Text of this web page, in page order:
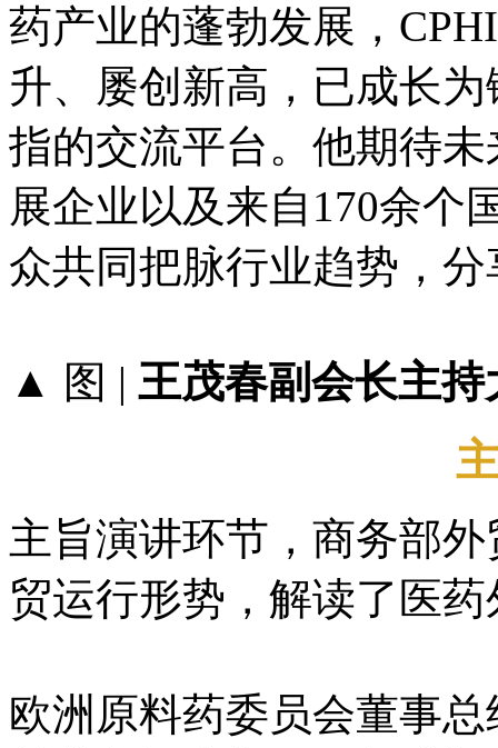
药产业的蓬勃发展，
升、屡创新高，已成长
指的交流平台。他期待
展企业以及来自170余个
众共同把脉行业趋势，
▲ 图 | 王茂春副会长主持
主旨演讲环节，商务部
贸运行形势，解读了医
欧洲原料药委员会董事